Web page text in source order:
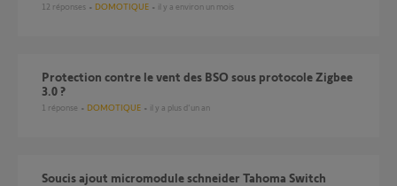
12 réponses DOMOTIQUE il y a environ un mois
Protection contre le vent des BSO sous protocole Zigbee
3.0 ?
1 réponse DOMOTIQUE il y a plus d'un an
Soucis ajout micromodule schneider Tahoma Switch